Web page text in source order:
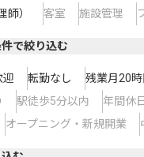
師） 客室 施設管理
で絞り込む
迎 転勤なし 残業月20
駅徒歩5分以内 年間休
オープニング・新規開業